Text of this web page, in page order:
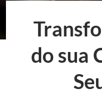
do sua